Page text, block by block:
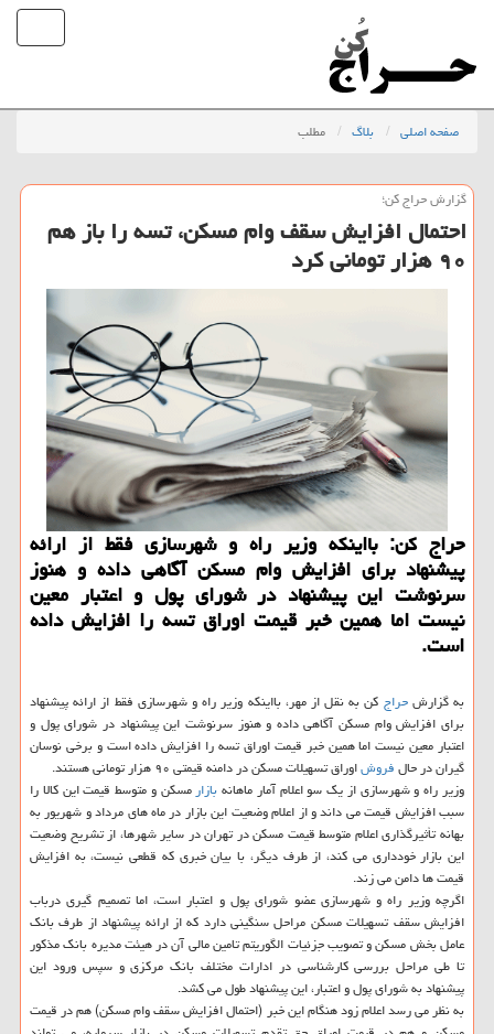
صفحه اصلی بلاگ مطلب
گزارش حراج كن؛
احتمال افزایش سقف وام مسكن، تسه را باز هم
۹۰ هزار تومانی كرد
حراج كن: بااینكه وزیر راه و شهرسازی فقط از ارائه
پیشنهاد برای افزایش وام مسكن آگاهی داده و هنوز
سرنوشت این پیشنهاد در شورای پول و اعتبار معین
نیست اما همین خبر قیمت اوراق تسه را افزایش داده
است.
به گزارشحراج کن به نقل از مهر، بااینکه وزیر راه و شهرسازی فقط از ارائه پیشنهاد
برای افزایش وام مسکن آگاهی داده و هنوز سرنوشت این پیشنهاد در شورای پول و
اعتبار معین نیست اما همین خبر قیمت اوراق تسه را افزایش داده است و برخی نوسان
گیران در حالفروشاوراق تسهیلات مسکن در دامنه قیمتی ۹۰ هزار تومانی هستند.
وزیر راه و شهرسازی از یک سو اعلام آمار ماهانهبازارمسکن و متوسط قیمت این کالا را
سبب افزایش قیمت می داند و از اعلام وضعیت این بازار در ماه های مرداد و شهریور به
بهانه تأثیرگذاری اعلام متوسط قیمت مسکن در تهران در سایر شهرها، از تشریح وضعیت
این بازار خودداری می کند، از طرف دیگر، با بیان خبری که قطعی نیست، به افزایش
قیمت ها دامن می زند.
اگرچه وزیر راه و شهرسازی عضو شورای پول و اعتبار است، اما تصمیم گیری درباب
افزایش سقف تسهیلات مسکن مراحل سنگینی دارد که از ارائه پیشنهاد از طرف بانک
عامل بخش مسکن و تصویب جزئیات الگوریتم تامین مالی آن در هیئت مدیره بانک مذکور
تا طی مراحل بررسی کارشناسی در ادارات مختلف بانک مرکزی و سپس ورود این
پیشنهاد به شورای پول و اعتبار، این پیشنهاد طول می کشد.
به نظر می رسد اعلام زود هنگام این خبر (احتمال افزایش سقف وام مسکن) هم در قیمت